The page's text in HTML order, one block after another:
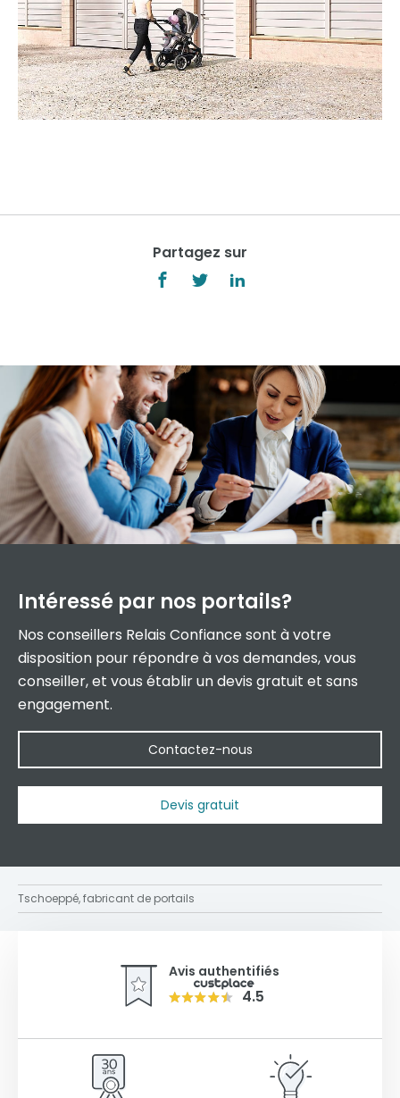
Partagez sur
Intéressé par nos portails?
Nos conseillers Relais Confiance sont à votre
disposition pour répondre à vos demandes, vous
conseiller, et vous établir un devis gratuit et sans
engagement.
Contactez-nous
Devis gratuit
Tschoeppé, fabricant de portails
Avis authentifiés
4.5